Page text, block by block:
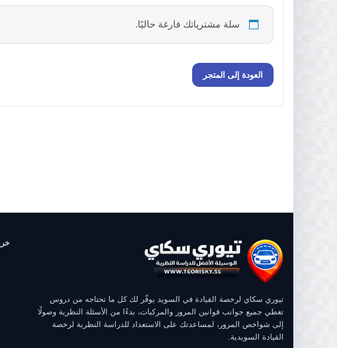
سلة مشترياتك فارغة حاليًا.
العودة إلى المتجر
تيوري سكاي لرخصة القيادة في السويد يوفّر لك كل ما تحتاجه من دروس
تغطي جميع جوانب قوانين المرور والمركبات، بدءًا من الأسئلة النظرية وصولًا
إلى شواخص المرور، لمساعدتك على الاستعداد للدراسة النظرية لرخصة
القيادة السويدية.